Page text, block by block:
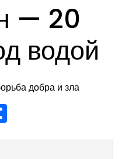
— 20
водой
добра и зла